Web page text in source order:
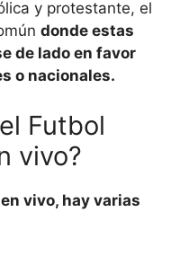
y protestante, el
donde estas
de lado en favor
o nacionales.
Futbol
vivo?
vivo, hay varias